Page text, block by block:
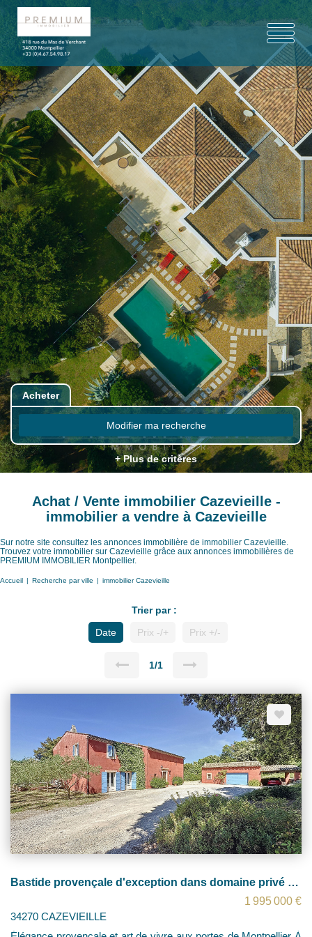
Acheter
Modifier ma recherche
+ Plus de critères
Achat / Vente immobilier Cazevieille -
immobilier a vendre à Cazevieille
Sur notre site consultez les annonces immobilière de immobilier Cazevieille.
Trouvez votre immobilier sur Cazevieille grâce aux annonces immobilières de
PREMIUM IMMOBILIER Montpellier.
Accueil Recherche par ville immobilier Cazevieille
Trier par :
Date
Prix -/+ Prix +/-
1/1
Bastide provençale d'exception dans domaine privé à 25 min de Montpellier
1 995 000 €
34270 CAZEVIEILLE